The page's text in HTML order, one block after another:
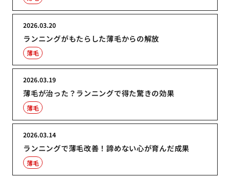
ランニングがもたらした薄毛からの解放
2026.03.20
薄毛
薄毛が治った？ランニングで得た驚きの効果
2026.03.19
薄毛
ランニングで薄毛改善！諦めない心が育んだ成果
2026.03.14
薄毛